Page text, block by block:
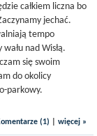
całkiem liczna bo
jechać.
tempo
nad Wisłą.
się swoim
do okolicy
parkowy.
(1) więcej »